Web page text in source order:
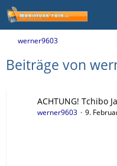
werner9603
Beiträge von
ACHTUNG! Tchibo
werner9603 9.